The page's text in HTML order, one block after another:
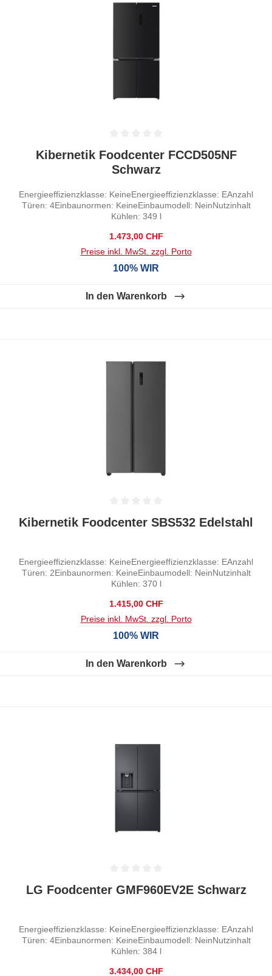
Durchschnittliche Bewertung von 0 von 5 Sternen
Kibernetik Foodcenter FCCD505NF
Schwarz
Energieeffizienzklasse: KeineEnergieeffizienzklasse: EAnzahl
Türen: 4Einbaunormen: KeineEinbaumodell: NeinNutzinhalt
Kühlen: 349 l
Regulärer Preis:
1.473,00 CHF
Preise inkl. MwSt. zzgl. Porto
100% WIR
In den Warenkorb
Durchschnittliche Bewertung von 0 von 5 Sternen
Kibernetik Foodcenter SBS532 Edelstahl
Energieeffizienzklasse: KeineEnergieeffizienzklasse: EAnzahl
Türen: 2Einbaunormen: KeineEinbaumodell: NeinNutzinhalt
Kühlen: 370 l
Regulärer Preis:
1.415,00 CHF
Preise inkl. MwSt. zzgl. Porto
100% WIR
In den Warenkorb
Durchschnittliche Bewertung von 0 von 5 Sternen
LG Foodcenter GMF960EV2E Schwarz
Energieeffizienzklasse: KeineEnergieeffizienzklasse: EAnzahl
Türen: 4Einbaunormen: KeineEinbaumodell: NeinNutzinhalt
Kühlen: 384 l
Regulärer Preis:
3.434,00 CHF